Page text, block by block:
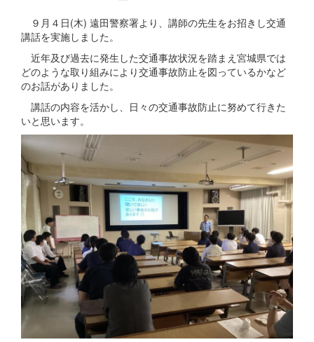
９月４日(木) 遠田警察署より、講師の先生をお招きし交通
講話を実施しました。
近年及び過去に発生した交通事故状況を踏まえ宮城県では
どのような取り組みにより交通事故防止を図っているかなど
のお話がありました。
講話の内容を活かし、日々の交通事故防止に努めて行きた
いと思います。